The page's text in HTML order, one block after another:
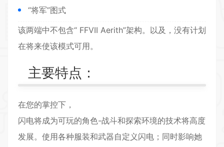
“将军”图式
该两端中不包含“ FFVII Aerith”架构。以及，没有计划
在将来使该模式可用。
主要特点：
在您的掌控下，
闪电将成为可玩的角色-战斗和探索环境的技术将高度
发展。使用各种服装和武器自定义闪电；同时影响她